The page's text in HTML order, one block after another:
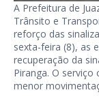
A Prefeitura de
Trânsito e
reforço das
sexta-feira (8), as
recuperação da
Piranga. O
menor